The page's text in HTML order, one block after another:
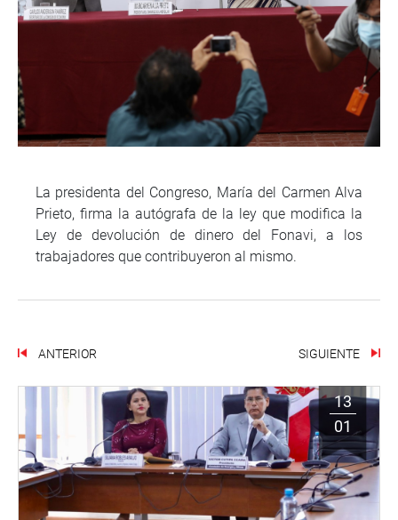
La presidenta del Congreso, María del Carmen Alva
Prieto, firma la autógrafa de la ley que modifica la
Ley de devolución de dinero del Fonavi, a los
trabajadores que contribuyeron al mismo.
ANTERIOR SIGUIENTE
13
01